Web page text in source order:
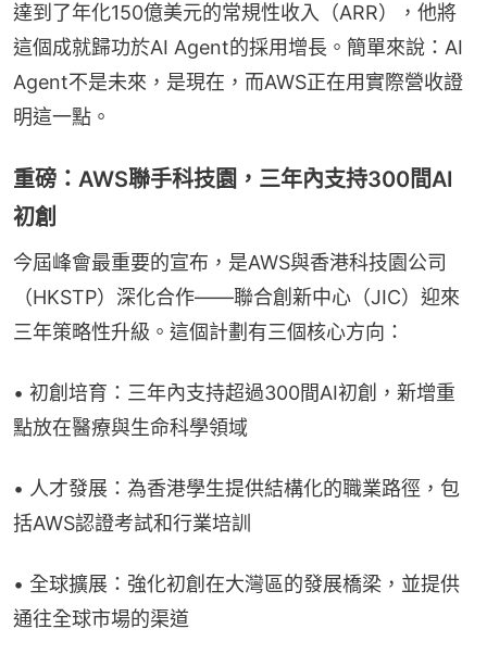
達到了年化150億美元的常規性收入（ARR），他將
這個成就歸功於AI Agent的採用增長。簡單來說：AI
Agent不是未來，是現在，而AWS正在用實際營收證
明這一點。
重磅：AWS聯手科技園，三年內支持300間AI
初創
今屆峰會最重要的宣布，是AWS與香港科技園公司
（HKSTP）深化合作——聯合創新中心（JIC）迎來
三年策略性升級。這個計劃有三個核心方向：
• 初創培育：三年內支持超過300間AI初創，新增重
點放在醫療與生命科學領域
• 人才發展：為香港學生提供結構化的職業路徑，包
括AWS認證考試和行業培訓
• 全球擴展：強化初創在大灣區的發展橋梁，並提供
通往全球市場的渠道